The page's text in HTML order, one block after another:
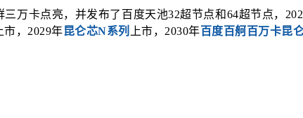
三万卡点亮，并发布了百度天池32超节点和64超节点，
市，2029年昆仑芯N系列 上市，2030年百度百舸百万卡昆